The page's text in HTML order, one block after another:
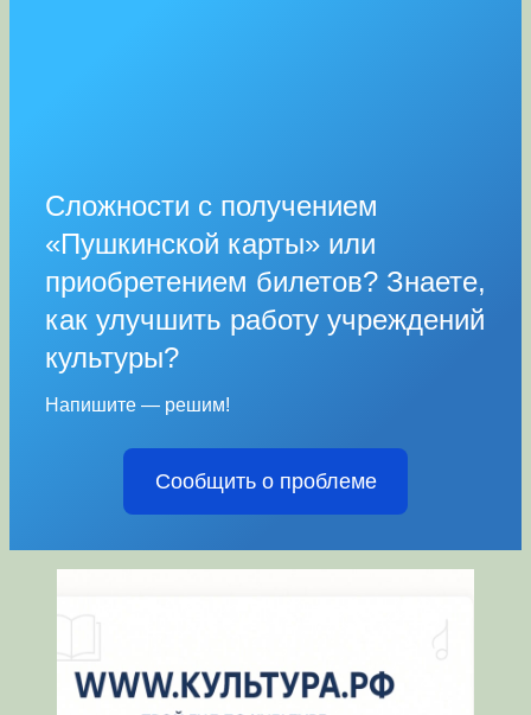
Сложности с получением
«Пушкинской карты» или
приобретением билетов? Знаете,
как улучшить работу учреждений
культуры?
Напишите — решим!
Сообщить о проблеме